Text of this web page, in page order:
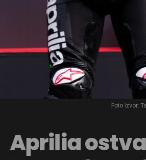
Foto Izvor:
Aprilia